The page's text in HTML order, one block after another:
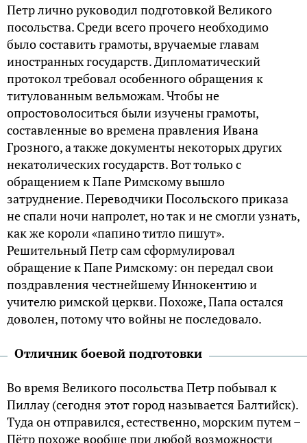
Петр лично руководил подготовкой Великого
посольства. Среди всего прочего необходимо
было составить грамоты, вручаемые главам
иностранных государств. Дипломатический
протокол требовал особенного обращения к
титулованным вельможам. Чтобы не
опростоволоситься были изучены грамоты,
составленные во времена правления Ивана
Грозного, а также документы некоторых других
некатолических государств. Вот только с
обращением к Папе Римскому вышло
затруднение. Переводчики Посольского приказа
не спали ночи напролет, но так и не смогли узнать,
как же короли «папино титло пишут».
Решительный Петр сам сформулировал
обращение к Папе Римскому: он передал свои
поздравления честнейшему Иннокентию и
учителю римской церкви. Похоже, Папа остался
доволен, потому что войны не последовало.
Отличник боевой подготовки
Во время Великого посольства Петр побывал к
Пиллау (сегодня этот город называется Балтийск).
Туда он отправился, естественно, морским путем –
Пётр похоже вообще при любой возможности